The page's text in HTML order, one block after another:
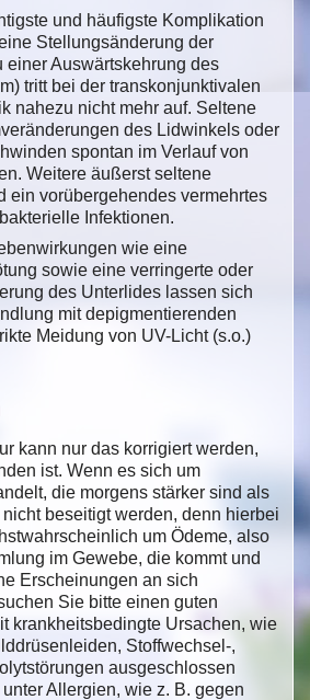
und häufigste Komplikation
Stellungsänderung der
einer Auswärtskehrung des
tritt bei der transkonjunktivalen
nahezu nicht mehr auf. Seltene
des Lidwinkels oder
spontan im Verlauf von
Weitere äußerst seltene
ein vorübergehendes vermehrtes
Infektionen.
wie eine
sowie eine verringerte oder
des Unterlides lassen sich
mit depigmentierenden
Meidung von UV-Licht (s.o.)
kann nur das korrigiert werden,
ist. Wenn es sich um
die morgens stärker sind als
beseitigt werden, denn hierbei
um Ödeme, also
im Gewebe, die kommt und
Erscheinungen an sich
Sie bitte einen guten
krankheitsbedingte Ursachen, wie
Stoffwechsel-,
ausgeschlossen
Allergien, wie z. B. gegen